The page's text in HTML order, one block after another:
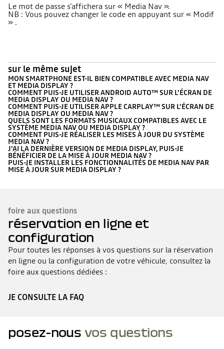
Le mot de passe s'affichera sur « Media Nav ».
NB : Vous pouvez changer le code en appuyant sur « Modif
» .
sur le même sujet
MON SMARTPHONE EST-IL BIEN COMPATIBLE AVEC MEDIA NAV
ET MEDIA DISPLAY ?
COMMENT PUIS-JE UTILISER ANDROID AUTO™ SUR L’ÉCRAN DE
MEDIA DISPLAY OU MEDIA NAV ?
COMMENT PUIS-JE UTILISER APPLE CARPLAY™ SUR L’ÉCRAN DE
MEDIA DISPLAY OU MEDIA NAV ?
QUELS SONT LES FORMATS MUSICAUX COMPATIBLES AVEC LE
SYSTÈME MEDIA NAV OU MEDIA DISPLAY ?
COMMENT PUIS-JE RÉALISER LES MISES À JOUR DU SYSTÈME
MEDIA NAV ?
J'AI LA DERNIÈRE VERSION DE MEDIA DISPLAY, PUIS-JE
BÉNÉFICIER DE LA MISE À JOUR MEDIA NAV ?
PUIS-JE INSTALLER LES FONCTIONNALITÉS DE MEDIA NAV PAR
MISE À JOUR SUR MEDIA DISPLAY ?
foire aux questions
réservation en ligne et
configuration
Pour toutes les réponses à vos questions sur la réservation
en ligne ou la configuration de votre véhicule, consultez la
foire aux questions dédiées :
JE CONSULTE LA FAQ
posez-nous vos questions